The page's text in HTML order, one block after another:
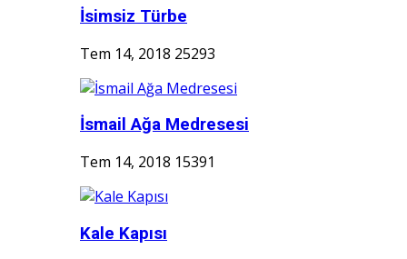
İsimsiz Türbe
Tem 14, 2018 25293
İsmail Ağa Medresesi
Tem 14, 2018 15391
Kale Kapısı